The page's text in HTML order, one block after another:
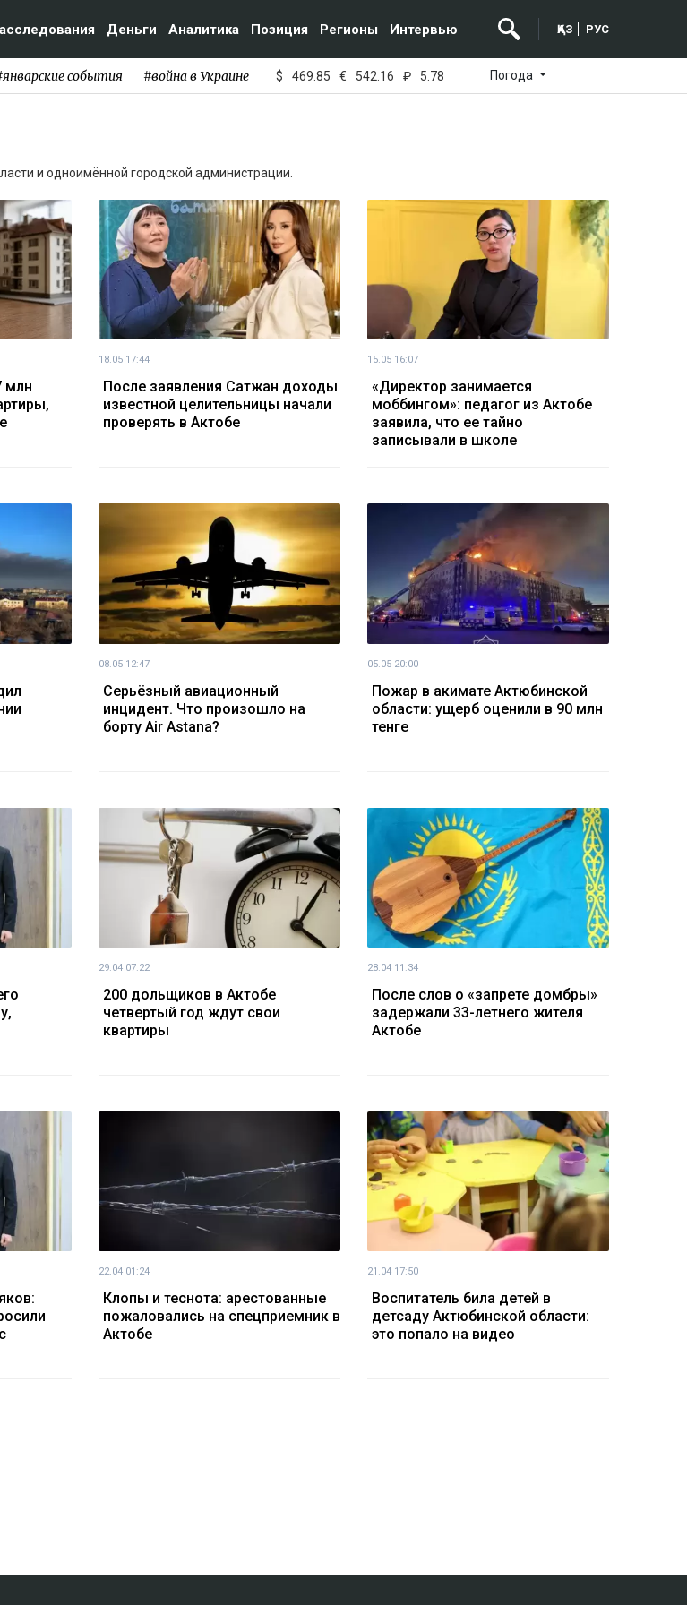
Деньги Аналитика Позиция Регионы Интервью ҚАЗ РУС
события #война в Украине $ 469.85 € 542.16 ₽ 5.78 Погода
и одноимённой городской администрации.
млн
18.05 17:44
После заявления Сатжан доходы
известной целительницы начали
проверять в Актобе
15.05 16:07
«Директор занимается
моббингом»: педагог из Актобе
заявила, что ее тайно
записывали в школе
08.05 12:47
Серьёзный авиационный
инцидент. Что произошло на
борту Air Astana?
05.05 20:00
Пожар в акимате Актюбинской
области: ущерб оценили в 90 млн
тенге
29.04 07:22
200 дольщиков в Актобе
четвертый год ждут свои
квартиры
28.04 11:34
После слов о «запрете домбры»
задержали 33-летнего жителя
Актобе
22.04 01:24
Клопы и теснота: арестованные
пожаловались на спецприемник в
Актобе
21.04 17:50
Воспитатель била детей в
детсаду Актюбинской области:
это попало на видео